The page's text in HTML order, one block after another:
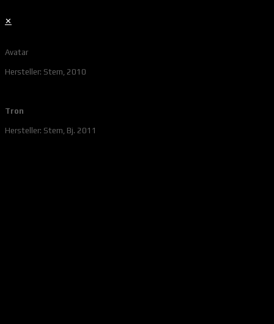
✕
Avatar
Hersteller: Stern, 2010
Tron
Hersteller: Stern, Bj. 2011